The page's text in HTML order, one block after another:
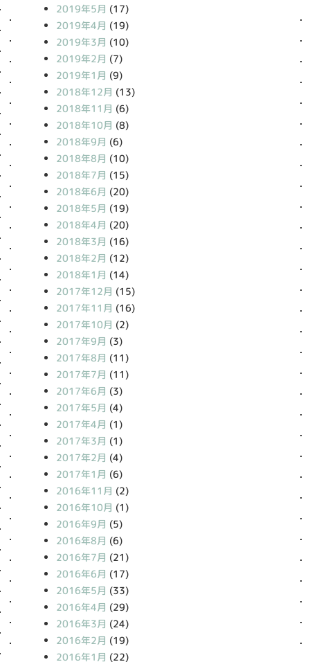
2019年5月 (17)
2019年4月 (19)
2019年3月 (10)
2019年2月 (7)
2019年1月 (9)
2018年12月 (13)
2018年11月 (6)
2018年10月 (8)
2018年9月 (6)
2018年8月 (10)
2018年7月 (15)
2018年6月 (20)
2018年5月 (19)
2018年4月 (20)
2018年3月 (16)
2018年2月 (12)
2018年1月 (14)
2017年12月 (15)
2017年11月 (16)
2017年10月 (2)
2017年9月 (3)
2017年8月 (11)
2017年7月 (11)
2017年6月 (3)
2017年5月 (4)
2017年4月 (1)
2017年3月 (1)
2017年2月 (4)
2017年1月 (6)
2016年11月 (2)
2016年10月 (1)
2016年9月 (5)
2016年8月 (6)
2016年7月 (21)
2016年6月 (17)
2016年5月 (33)
2016年4月 (29)
2016年3月 (24)
2016年2月 (19)
2016年1月 (22)